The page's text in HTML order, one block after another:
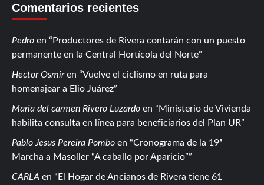
Comentarios recientes
Pedro en
Productores de Rivera contarán con un puesto
permanente en la Central Hortícola del Norte
Hector Osmiren
Vuelve el ciclismo en ruta para
homenajear a Elio Juárez
Maria del carmen Rivero Luzardo en
Ministerio de Vivienda
habilita consulta en línea para beneficiarios del Plan UR
Pablo Jesus Pereira Pombo en
Cronograma de la 19ª
Marcha a Masoller “A caballo por Aparicio”
CARLA en El Hogar de Ancianos de Rivera tiene 61